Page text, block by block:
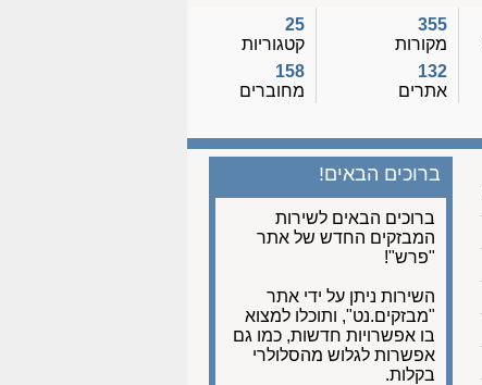
355
מקורות
132
אתרים
25
קטגוריות
158
מחוברים
ברוכים הבאים!
ברוכים הבאים לשירות
המבזקים החדש של אתר
"פרש"!
השירות ניתן על ידי אתר
"מבזקים.נט", ותוכלו למצוא
בו אפשרויות חדשות, כמו גם
אפשרות לגלוש מהסלולרי
בקלות.